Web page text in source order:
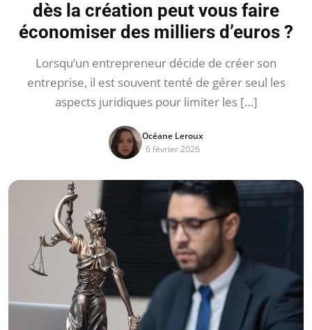
dès la création peut vous faire
économiser des milliers d’euros ?
Lorsqu’un entrepreneur décide de créer son
entreprise, il est souvent tenté de gérer seul les
aspects juridiques pour limiter les […]
Océane Leroux
6 février 2026